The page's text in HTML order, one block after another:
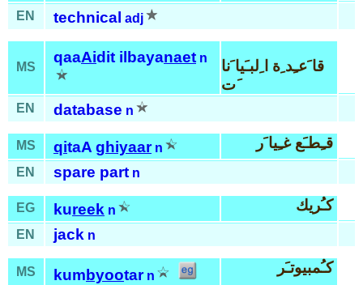
EN technical adj
MS
qaaAidit ilbayanaet n
قا َعـِد ِة ا ِلبـَيا َنا
َت
EN database n
MS qitaA ghiyaar n قـِطـَع غـِيا َر
EN spare part n
EG kureek n كـُريك
EN jack n
MS kumbyootar n كـُمبيوتـَر